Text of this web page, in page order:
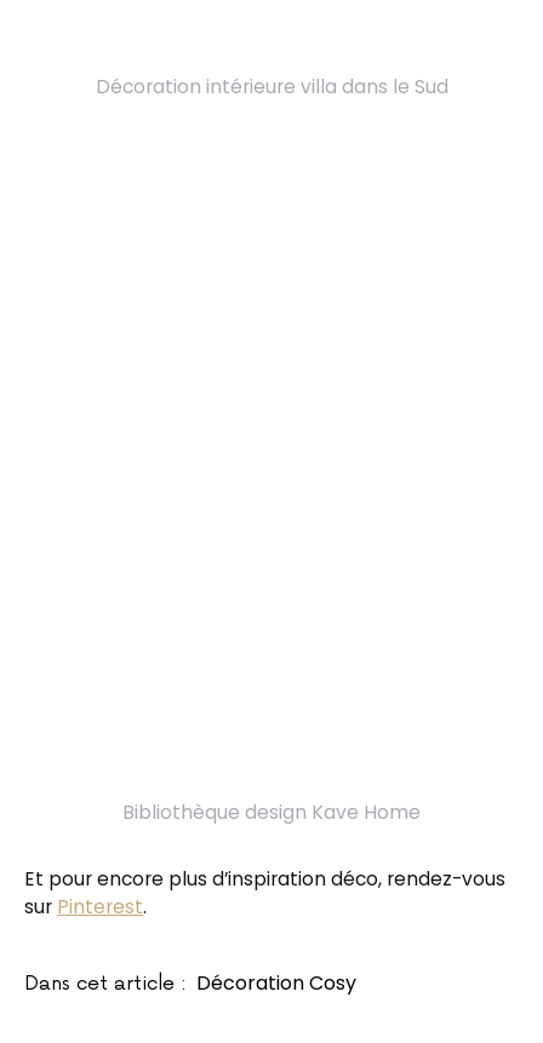
Décoration intérieure villa dans le Sud
Bibliothèque design Kave Home
Et pour encore plus d’inspiration déco, rendez-vous
sur Pinterest.
Dans cet article : Décoration Cosy